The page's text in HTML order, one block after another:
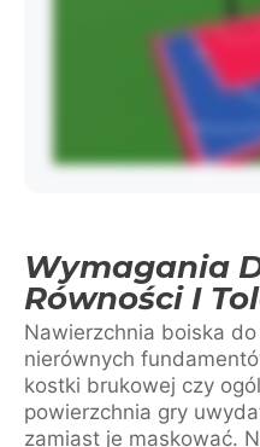
Wymagania
Równości I
Nawierzchnia boiska
nierównych
kostki brukowej czy
powierzchnia gry
zamiast je maskować.